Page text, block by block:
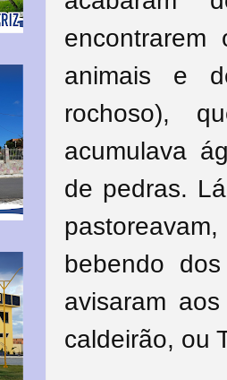
animais e
rochoso),
acumulava
de pedras.
bebendo
avisaram
caldeirão, ou